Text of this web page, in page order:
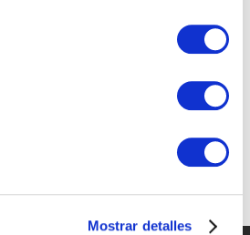
Mostrar detalles